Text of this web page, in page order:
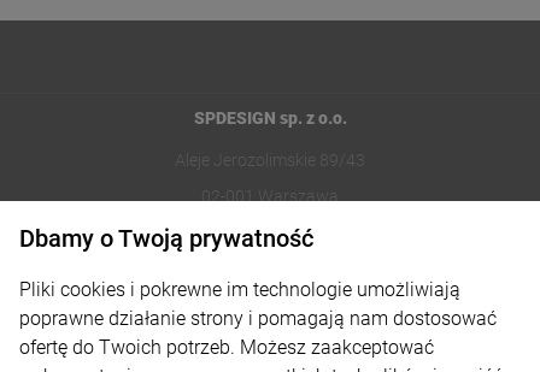
SPDESIGN sp. z o.o.
Aleje Jerozolimskie 89/43
02-001 Warszawa
sklep@reklamydrukarnia.pl
Moje konto
Dbamy o Twoją prywatność
Pliki cookies i pokrewne im technologie umożliwiają
poprawne działanie strony i pomagają nam dostosować
ofertę do Twoich potrzeb. Możesz zaakceptować